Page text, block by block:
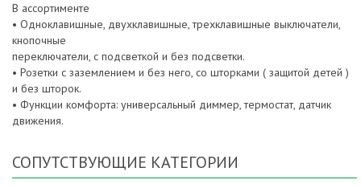
В ассортименте
• Одноклавишные, двухклавишные, трехклавишные выключатели,
кнопочные
переключатели, с подсветкой и без подсветки.
• Розетки с заземлением и без него, со шторками ( защитой детей )
и без шторок.
• Функции комфорта: универсальный диммер, термостат, датчик
движения.
СОПУТСТВУЮЩИЕ КАТЕГОРИИ